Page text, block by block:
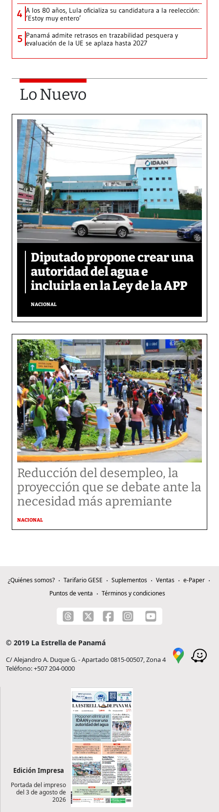
4 A los 80 años, Lula oficializa su candidatura a la reelección:
‘Estoy muy entero’
5 Panamá admite retrasos en trazabilidad pesquera y
evaluación de la UE se aplaza hasta 2027
Lo Nuevo
Diputado propone crear una
autoridad del agua e
incluirla en la Ley de la APP
NACIONAL
Reducción del desempleo, la
proyección que se debate ante la
necesidad más apremiante
NACIONAL
¿Quiénes somos? Tarifario GESE Suplementos Ventas
e-Paper
Puntos de venta
Términos y condiciones
© 2019 La Estrella de Panamá
C/ Alejandro A. Duque G. - Apartado 0815-00507, Zona 4
Teléfono: +507 204-0000
Edición Impresa
Portada del impreso
del 3 de agosto de
2026